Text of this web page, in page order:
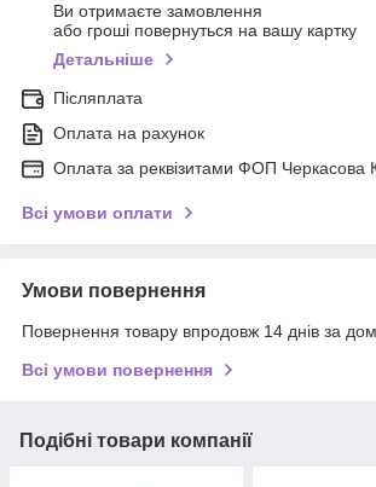
Ви отримаєте замовлення
або гроші повернуться на вашу картку
Детальніше
Післяплата
Оплата на рахунок
Оплата за реквізитами ФОП Черкасова
Всі умови оплати
Умови повернення
Повернення товару впродовж 14 днів за
Всі умови повернення
Подібні товари компанії